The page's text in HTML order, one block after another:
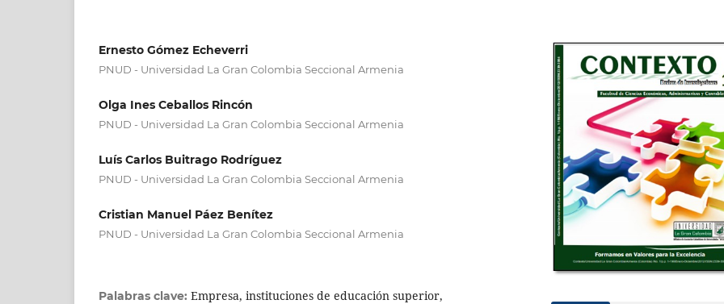
Ernesto Gómez Echeverri
PNUD - Universidad La Gran Colombia Seccional Armenia
Olga Ines Ceballos Rincón
PNUD - Universidad La Gran Colombia Seccional Armenia
Luís Carlos Buitrago Rodríguez
PNUD - Universidad La Gran Colombia Seccional Armenia
Cristian Manuel Páez Benítez
PNUD - Universidad La Gran Colombia Seccional Armenia
Palabras clave: Empresa, instituciones de educación superior,